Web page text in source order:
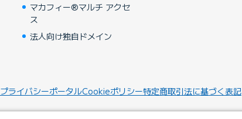
マカフィー®マルチ アクセ
ス
法人向け独自ドメイン
プライバシーポータルCookieポリシー特定商取引法に基づく表記